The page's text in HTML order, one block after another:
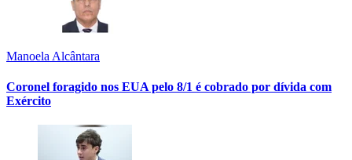
Manoela Alcântara
Coronel foragido nos EUA pelo 8/1 é cobrado por dívida com
Exército